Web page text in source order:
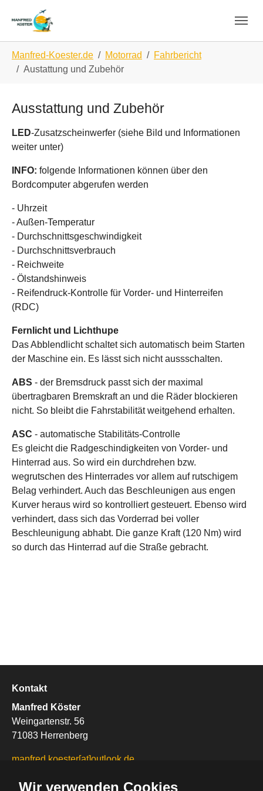
Wir verwenden Cookies
Manfred-Koester.de Motorrad
Fahrbericht
Austattung und Zubehör
Größere Version anzeigen
Ausstattung und Zubehör
LED-Zusatzscheinwerfer (siehe Bild und Informationen
weiter unter)
INFO: folgende Informationen können über den
Bordcomputer abgerufen werden
- Uhrzeit
- Außen-Temperatur
- Durchschnittsgeschwindigkeit
- Durchschnittsverbrauch
- Reichweite
- Ölstandshinweis
- Reifendruck-Kontrolle für Vorder- und Hinterreifen
(RDC)
Fernlicht und Lichthupe
Das Abblendlicht schaltet sich automatisch beim Starten
der Maschine ein. Es lässt sich nicht aussschalten.
ABS - der Bremsdruck passt sich der maximal
übertragbaren Bremskraft an und die Räder blockieren
nicht. So bleibt die Fahrstabilität weitgehend erhalten.
ASC - automatische Stabilitäts-Controlle
Es gleicht die Radgeschindigkeiten von Vorder- und
Hinterrad aus. So wird ein durchdrehen bzw.
wegrutschen des Hinterrades vor allem auf rutschigem
Belag verhindert. Auch das Beschleunigen aus engen
Kurver heraus wird so kontrolliert gesteuert. Ebenso wird
verhindert, dass sich das Vorderrad bei voller
Beschleunigung abhabt. Die ganze Kraft (120 Nm) wird
so durch das Hinterrad auf die Straße gebracht.
Kontakt
Manfred Köster
Weingartenstr. 56
71083 Herrenberg
manfred.koester[at]outlook.de